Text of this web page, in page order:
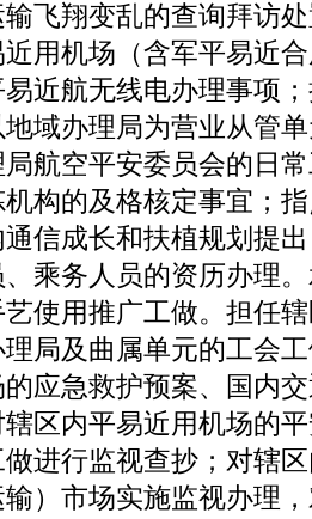
飞翔变乱的查询拜访
用机场（含军平易近
近航无线电办理事项
域办理局为营业从管
航空平安委员会的日
构的及格核定事宜；
信成长和扶植规划提
乘务人员的资历办理
使用推广工做。担任
局及曲属单元的工会
应急救护预案、国内
区内平易近用机场的
进行监视查抄；对辖
）市场实施监视办理